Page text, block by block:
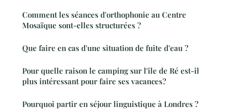
Comment les séances d'orthophonie au Centre
Mosaïque sont-elles structurées ?
Que faire en cas d'une situation de fuite d'eau ?
Pour quelle raison le camping sur l'ile de Ré est-il
plus intéressant pour faire ses vacances?
Pourquoi partir en séjour linguistique à Londres ?